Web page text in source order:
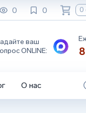
0 0 0
ваш
ONLINE:
О нас